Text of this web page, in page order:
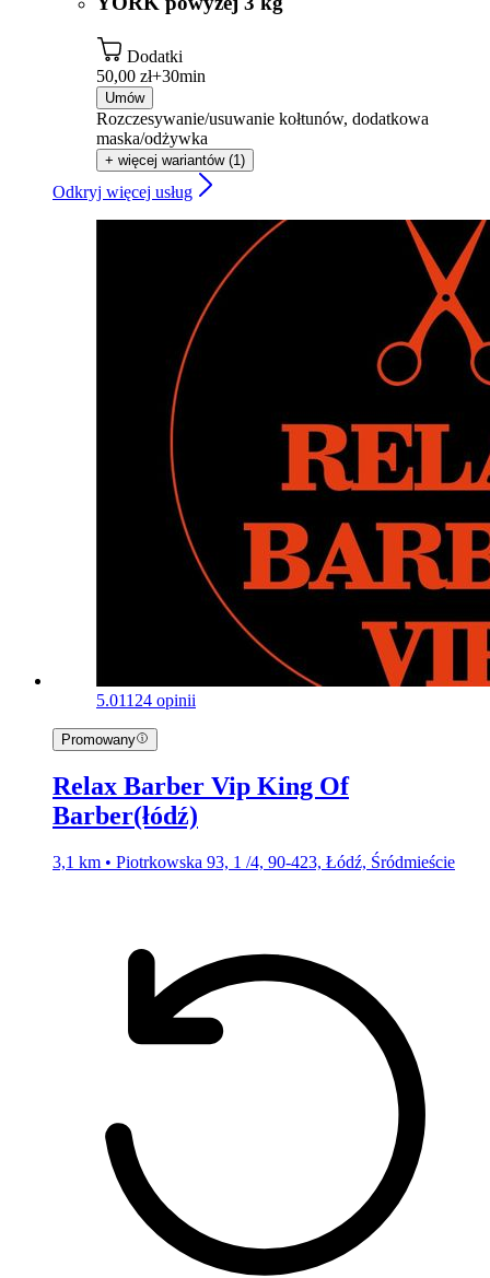
Dodatki
50,00 zł+30min
Umów
Rozczesywanie/usuwanie kołtunów, dodatkowa
maska/odżywka
+ więcej wariantów (1)
Odkryj więcej usług
5.01124 opinii
Promowany
Relax Barber Vip King Of
Barber(łódź)
3,1 km • Piotrkowska 93, 1 /4, 90-423, Łódź, Śródmieście